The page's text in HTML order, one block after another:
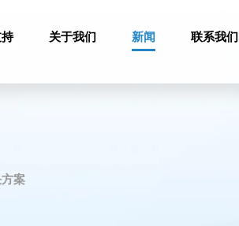
关于我们 新闻 联系我们
案